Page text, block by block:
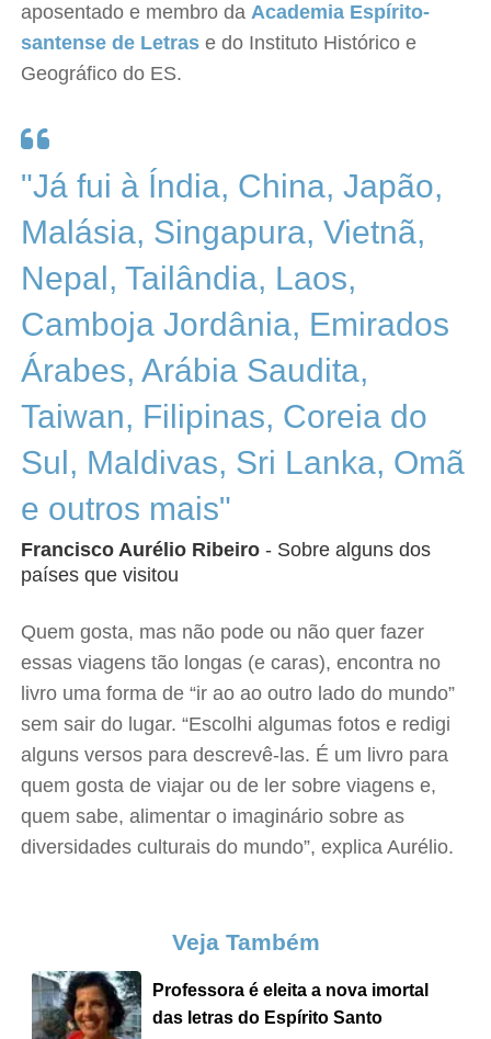
aposentado e membro daAcademia Espírito-
santense de Letras e do Instituto Histórico e
Geográfico do ES.
"Já fui à Índia, China, Japão,
Malásia, Singapura, Vietnã,
Nepal, Tailândia, Laos,
Camboja Jordânia, Emirados
Árabes, Arábia Saudita,
Taiwan, Filipinas, Coreia do
Sul, Maldivas, Sri Lanka, Omã
e outros mais"
Francisco Aurélio Ribeiro - Sobre alguns dos
países que visitou
Quem gosta, mas não pode ou não quer fazer
essas viagens tão longas (e caras), encontra no
livro uma forma de “ir ao ao outro lado do mundo”
sem sair do lugar. “Escolhi algumas fotos e redigi
alguns versos para descrevê-las. É um livro para
quem gosta de viajar ou de ler sobre viagens e,
quem sabe, alimentar o imaginário sobre as
diversidades culturais do mundo”, explica Aurélio.
Veja Também
Professora é eleita a nova imortal
das letras do Espírito Santo